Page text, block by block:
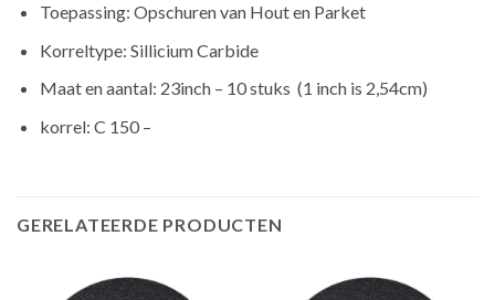
Toepassing: Opschuren van Hout en Parket
Korreltype: Sillicium Carbide
Maat en aantal: 23inch – 10 stuks (1 inch is 2,54cm)
korrel: C 150 –
GERELATEERDE PRODUCTEN